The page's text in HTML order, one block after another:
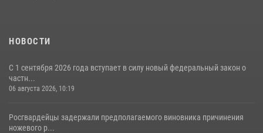
НОВОСТИ
С 1 сентября 2026 года вступает в силу новый федеральный закон о
частн...
06 августа 2026, 10:19
Росгвардейцы задержали предполагаемого виновника причинения
ножевого р...